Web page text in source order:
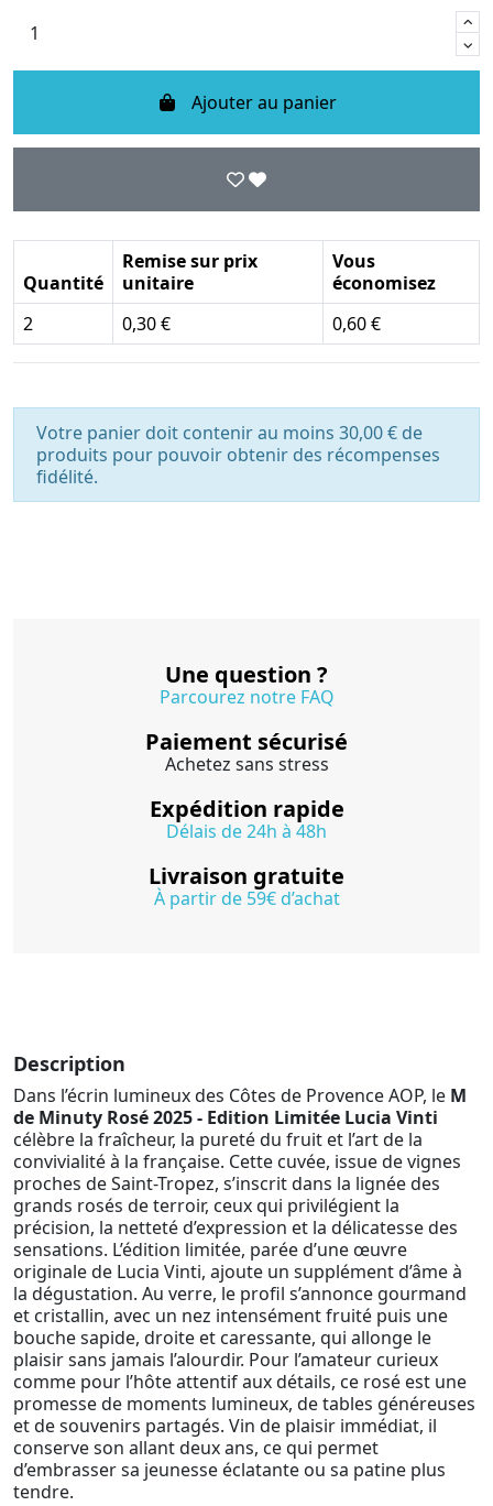
Ajouter au panier
Quantité
Remise sur prix
unitaire
Vous
économisez
2
0,30 € 0,60 €
Votre panier doit contenir au moins 30,00 € de
produits pour pouvoir obtenir des récompenses
fidélité.
Une question ?
Parcourez notre FAQ
Paiement sécurisé
Achetez sans stress
Expédition rapide
Délais de 24h à 48h
Livraison gratuite
À partir de 59€ d’achat
Description
Dans l’écrin lumineux des Côtes de Provence AOP, le M
de Minuty Rosé 2025 - Edition Limitée Lucia Vinti
célèbre la fraîcheur, la pureté du fruit et l’art de la
convivialité à la française. Cette cuvée, issue de vignes
proches de Saint-Tropez, s’inscrit dans la lignée des
grands rosés de terroir, ceux qui privilégient la
précision, la netteté d’expression et la délicatesse des
sensations. L’édition limitée, parée d’une œuvre
originale de Lucia Vinti, ajoute un supplément d’âme à
la dégustation. Au verre, le profil s’annonce gourmand
et cristallin, avec un nez intensément fruité puis une
bouche sapide, droite et caressante, qui allonge le
plaisir sans jamais l’alourdir. Pour l’amateur curieux
comme pour l’hôte attentif aux détails, ce rosé est une
promesse de moments lumineux, de tables généreuses
et de souvenirs partagés. Vin de plaisir immédiat, il
conserve son allant deux ans, ce qui permet
d’embrasser sa jeunesse éclatante ou sa patine plus
tendre.